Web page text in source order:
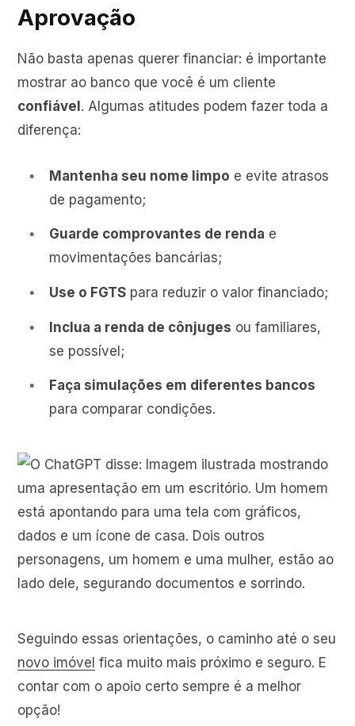
Aprovação
Não basta apenas querer financiar: é importante
mostrar ao banco que você é um cliente
confiável. Algumas atitudes podem fazer toda a
diferença:
Mantenha seu nome limpo e evite atrasos
de pagamento;
Guarde comprovantes de renda e
movimentações bancárias;
Use o FGTS para reduzir o valor financiado;
Inclua a renda de cônjuges ou familiares,
se possível;
Faça simulações em diferentes bancos
para comparar condições.
Seguindo essas orientações, o caminho até o seu
novo imóvel fica muito mais próximo e seguro. E
contar com o apoio certo sempre é a melhor
opção!